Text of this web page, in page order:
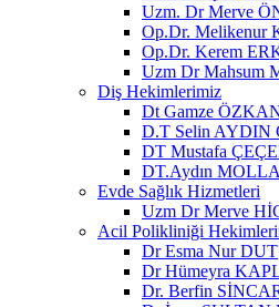
Uzm. Dr Merve
Op.Dr. Melikenur
Op.Dr. Kerem
Uzm Dr Mahsum
Diş Hekimlerimiz
Dt Gamze
D.T Selin AYDIN
DT Mustafa
DT.Aydın MOLLA
Evde Sağlık Hizmetleri
Uzm Dr Merve
Acil Polikliniği
Dr Esma Nur DUT
Dr Hümeyra
Dr. Berfin